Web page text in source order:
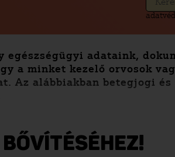
egészségügyi adataink,
a minket kezelő orvosok
Az alábbiakban betegjogi